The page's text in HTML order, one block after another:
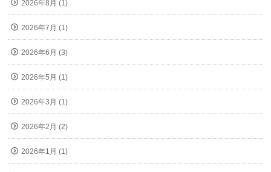
2026年8月 (1)
2026年7月 (1)
2026年6月 (3)
2026年5月 (1)
2026年3月 (1)
2026年2月 (2)
2026年1月 (1)